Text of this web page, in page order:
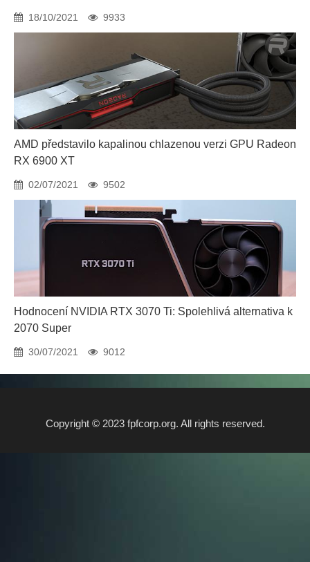
18/10/2021 9933
AMD představilo kapalinou chlazenou verzi GPU Radeon
RX 6900 XT
02/07/2021 9502
Hodnocení NVIDIA RTX 3070 Ti: Spolehlivá alternativa k
2070 Super
30/07/2021 9012
Copyright © 2023 fpfcorp.org. All rights reserved.